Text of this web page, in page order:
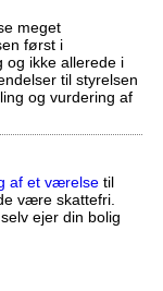
meget
først i
og ikke allerede i
til styrelsen
og vurdering af
af et værelsetil
være skattefri.
ejer din bolig